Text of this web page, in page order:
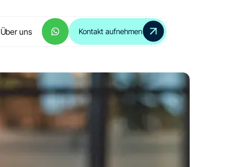
Über uns Kontakt aufnehmen